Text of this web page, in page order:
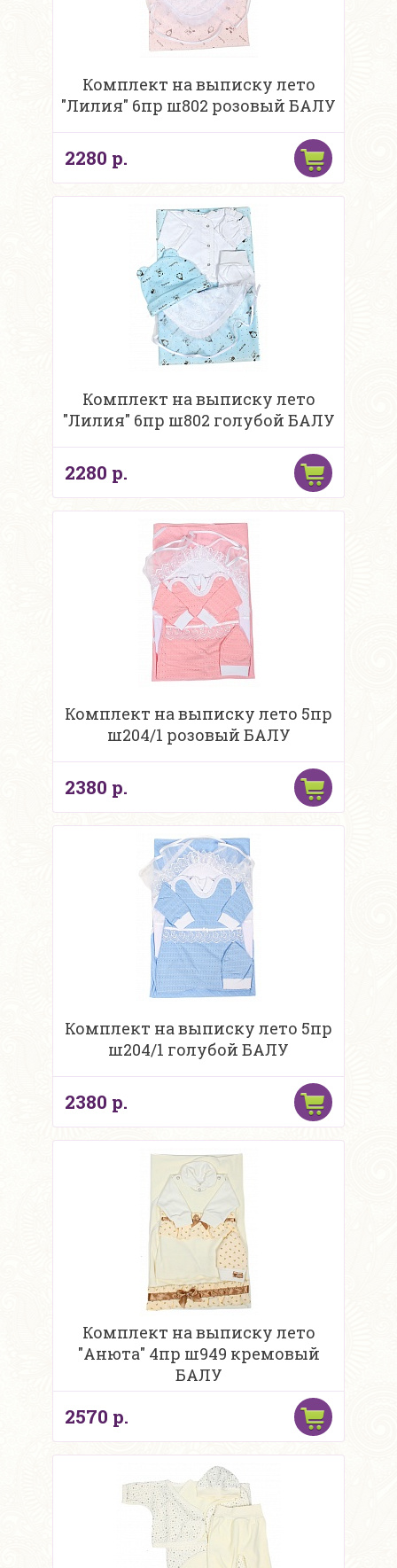
Комплект на выписку лето
"Лилия" 6пр ш802 розовый БАЛУ
2280 р.
Комплект на выписку лето
"Лилия" 6пр ш802 голубой БАЛУ
2280 р.
Комплект на выписку лето 5пр
ш204/1 розовый БАЛУ
2380 р.
Комплект на выписку лето 5пр
ш204/1 голубой БАЛУ
2380 р.
Комплект на выписку лето
"Анюта" 4пр ш949 кремовый
БАЛУ
2570 р.